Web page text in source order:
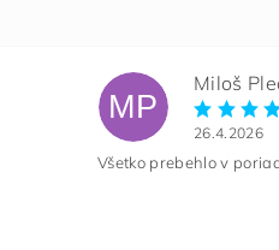
MP
Miloš
26.4.2026
Všetko prebehlo v